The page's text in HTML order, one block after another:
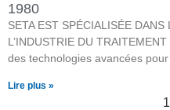
1980
SETA EST SPÉCIALISÉE DANS
L’INDUSTRIE DU
des technologies avancées
Lire plus »
1